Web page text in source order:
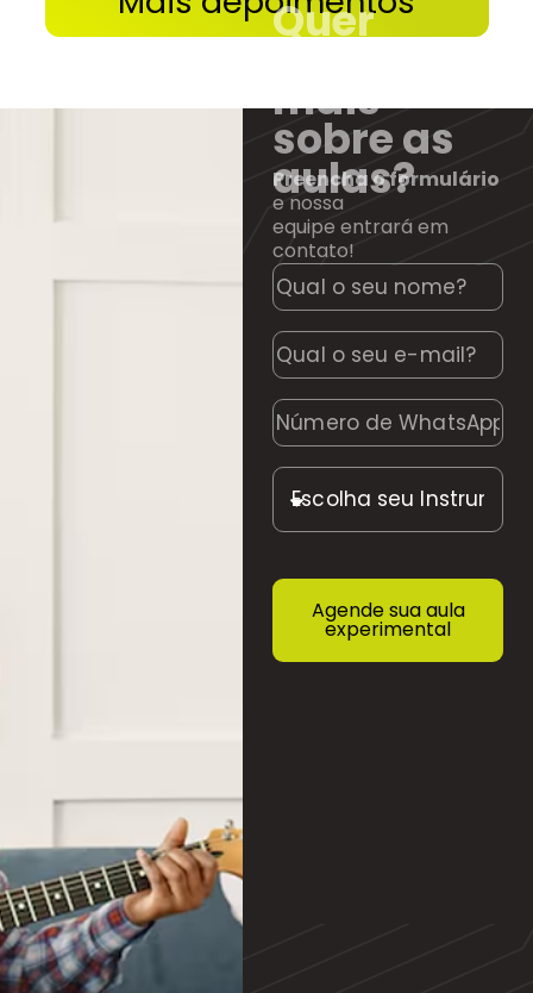
Quer
mais
sobre as
aulas?
Preencha o formulário
e nossa
equipe entrará em
contato!
Agende sua aula
experimental